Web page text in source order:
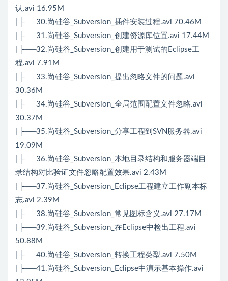
认.avi 16.95M
| ├──30.尚硅谷_Subversion_插件安装过程.avi 70.46M
| ├──31.尚硅谷_Subversion_创建资源库位置.avi 17.44M
| ├──32.尚硅谷_Subversion_创建用于测试的Eclipse工
程.avi 7.91M
| ├──33.尚硅谷_Subversion_提出忽略文件的问题.avi
30.36M
| ├──34.尚硅谷_Subversion_全局范围配置文件忽略.avi
30.37M
| ├──35.尚硅谷_Subversion_分享工程到SVN服务器.avi
19.09M
| ├──36.尚硅谷_Subversion_本地目录结构和服务器端目
录结构对比验证文件忽略配置效果.avi 2.43M
| ├──37.尚硅谷_Subversion_Eclipse工程建立工作副本标
志.avi 2.39M
| ├──38.尚硅谷_Subversion_常见图标含义.avi 27.17M
| ├──39.尚硅谷_Subversion_在Eclipse中检出工程.avi
50.88M
| ├──40.尚硅谷_Subversion_转换工程类型.avi 7.50M
| ├──41.尚硅谷_Subversion_Eclipse中演示基本操作.avi